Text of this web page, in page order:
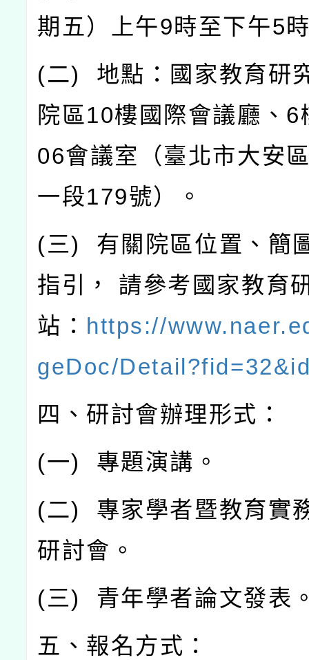
期五）上午9時至下午5
(二) 地點：國家教育研
院區10樓國際會議廳、 6
06會議室（臺北市大安
一段179號）。
(三) 有關院區位置、簡
指引，
請參考國家教育
站： https://
geDoc/
四、研討會辦理形式：
(一) 專題演講。
(二) 專家學者暨教育實
研討會。
(三) 青年學者論文發表
五、報名方式：